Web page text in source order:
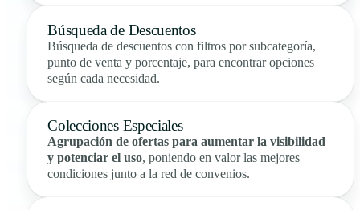
Búsqueda de Descuentos
Búsqueda de descuentos con filtros por subcategoría,
punto de venta y porcentaje, para encontrar opciones
según cada necesidad.
Colecciones Especiales
Agrupación de ofertas para aumentar la visibilidad
y potenciar el uso, poniendo en valor las mejores
condiciones junto a la red de convenios.